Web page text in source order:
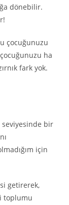
dönebilir.
çocuğunuzu
ha
fark yok.
bir
için
getirerek,
toplumu